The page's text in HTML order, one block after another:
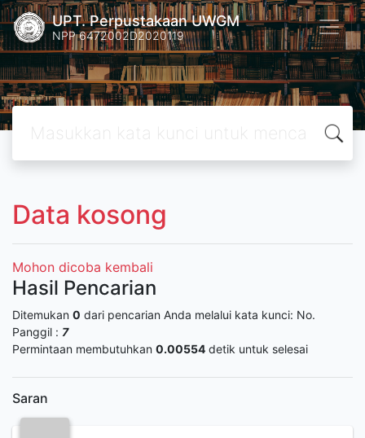
UPT. Perpustakaan UWGM
NPP 6472002D2020119
Data kosong
Mohon dicoba kembali
Hasil Pencarian
Ditemukan 0 dari pencarian Anda melalui kata kunci: No.
Panggil : 7
Permintaan membutuhkan 0.00554 detik untuk selesai
Saran